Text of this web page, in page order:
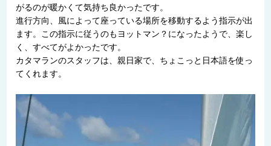
がるのが暖かくて気持ち良かったです。
進行方向、風によって座っている場所を移動するよう指示が出
ます。この指示に従うのもヨットマン？になったようで、楽し
く、すべてがよかったです。
カタマランのスタッフは、親日家で、ちょこっと日本語を使っ
てくれます。